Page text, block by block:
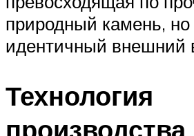
природный камень,
идентичный внешний
Технология